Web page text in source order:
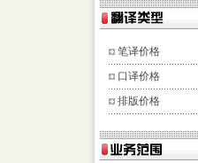
笔译价格
口译价格
排版价格